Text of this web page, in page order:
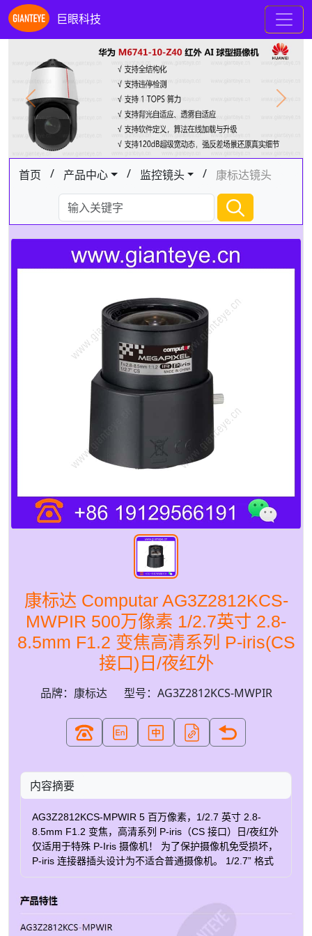
巨眼科技
Previous Next
首页 / 产品中心 / 监控镜头 / 康标达镜头
康标达 Computar AG3Z2812KCS-
MWPIR 500万像素 1/2.7英寸 2.8-
8.5mm F1.2 变焦高清系列 P-iris(CS
接口)日/夜红外
品牌：康标达 型号：AG3Z2812KCS-MWPIR
内容摘要
AG3Z2812KCS-MPWIR 5 百万像素，1/2.7 英寸 2.8-
8.5mm F1.2 变焦，高清系列 P-iris（CS 接口）日/夜红外
仅适用于特殊 P-Iris 摄像机！ 为了保护摄像机免受损坏，
P-iris 连接器插头设计为不适合普通摄像机。 1/2.7” 格式
动的 还有型号可供选择